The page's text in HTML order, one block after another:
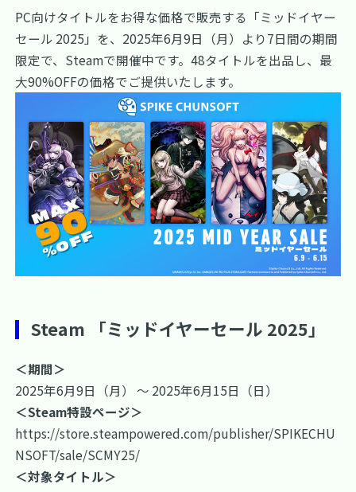
PC向けタイトルをお得な価格で販売する「ミッドイヤー
セール 2025」を、2025年6月9日（月）より7日間の期間
限定で、Steamで開催中です。48タイトルを出品し、最
大90%OFFの価格でご提供いたします。
Steam 「ミッドイヤーセール 2025」
＜期間＞
2025年6月9日（月） ～ 2025年6月15日（日）
＜Steam特設ページ＞
https://store.steampowered.com/publisher/SPIKECHU
NSOFT/sale/SCMY25/
＜対象タイトル＞